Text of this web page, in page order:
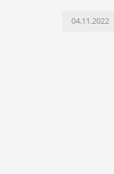
04.11.2022